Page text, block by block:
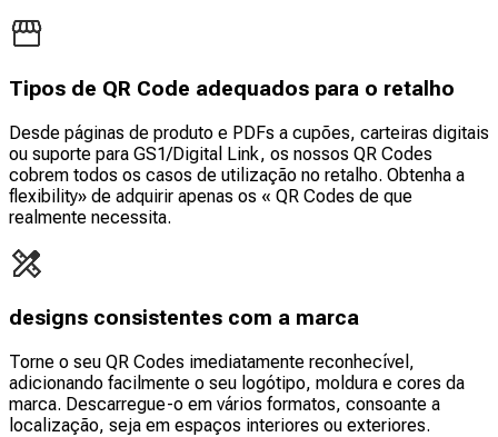
Tipos de QR Code adequados para o retalho
Desde páginas de produto e PDFs a cupões, carteiras digitais
ou suporte para GS1/Digital Link, os nossos QR Codes
cobrem todos os casos de utilização no retalho. Obtenha a
flexibility» de adquirir apenas os « QR Codes de que
realmente necessita.
designs consistentes com a marca
Torne o seu QR Codes imediatamente reconhecível,
adicionando facilmente o seu logótipo, moldura e cores da
marca. Descarregue-o em vários formatos, consoante a
localização, seja em espaços interiores ou exteriores.